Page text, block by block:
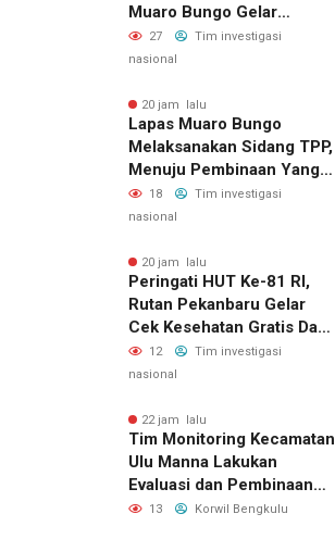
Muaro Bungo Gelar
Kegiatan Bakti Sosial
Donor Darah Dalam
Republik Indonesia Ke-81
27
Tim investigasi
nasional
20 jam lalu
Lapas Muaro Bungo
Melaksanakan Sidang TPP,
Menuju Pembinaan Yang
Produktif
18
Tim investigasi
nasional
20 jam lalu
Peringati HUT Ke-81 RI,
Rutan Pekanbaru Gelar
Cek Kesehatan Gratis Dan
Bagikan Sembako Kepada
Keluarga Warga Binaan
12
Tim investigasi
nasional
22 jam lalu
Tim Monitoring Kecamatan
Ulu Manna Lakukan
Evaluasi dan Pembinaan
APBDesa 2026 di Desa
13 Korwil Bengkulu